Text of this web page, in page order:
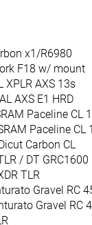
x1/R6980
F18 w/ mount
XPLR AXS 13s
AXS E1 HRD
Paceline CL
Paceline CL
Carbon CL
/ DT GRC1600
TLR
Gravel RC
Gravel RC